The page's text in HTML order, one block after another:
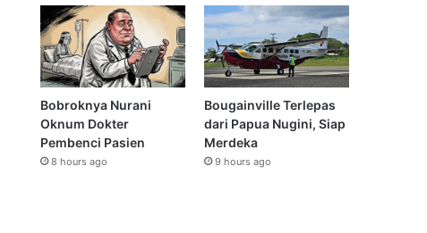
Bobroknya Nurani
Oknum Dokter
Pembenci Pasien
8 hours ago
Bougainville Terlepas
dari Papua Nugini, Siap
Merdeka
9 hours ago